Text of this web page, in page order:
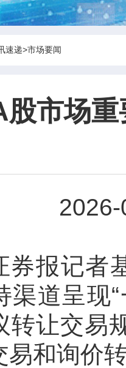
速递>市场要闻
股市场重
2026-
券报记
渠道呈现
转让交易
易和询价